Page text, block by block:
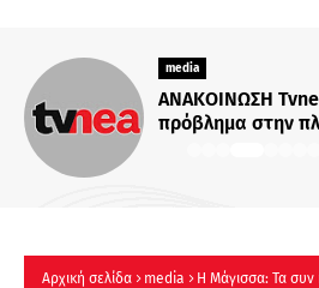
media
ΑΝΑΚΟΙΝΩΣΗ
πρόβλημα στην
Αρχική σελίδα media
Η Μάγισσα: Τα συν